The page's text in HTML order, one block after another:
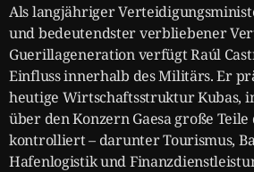
Als langjähriger
und bedeutendster verbliebener
Guerillageneration verfügt Raúl
Einfluss innerhalb des Militärs. Er
heutige Wirtschaftsstruktur Kubas,
über den Konzern Gaesa große
kontrolliert – darunter Tourismus,
Hafenlogistik und